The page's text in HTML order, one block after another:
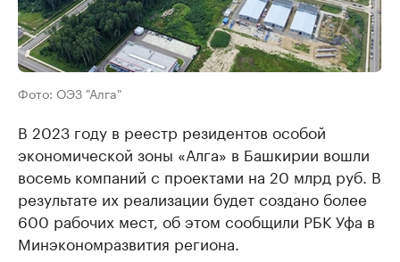
Фото: ОЭЗ "Алга"
В 2023 году в реестр резидентов особой
экономической зоны «Алга» в Башкирии вошли
восемь компаний с проектами на 20 млрд руб. В
результате их реализации будет создано более
600 рабочих мест, об этом сообщили РБК Уфа в
Минэкономразвития региона.